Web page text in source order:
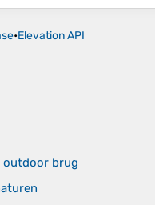
•Elevation API
brug